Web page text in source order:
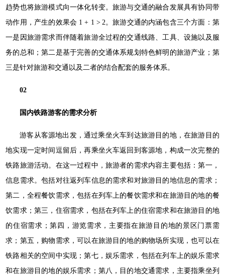
趋势也将旅游模式向一体化转变。旅游与交通的融合发展具有协同带
动作用，产生的效果会 1 + 1 > 2。旅游交通的内涵包含三个方面：第
一是因旅游需求而伴随着旅游全过程的交通线路、工具、设施以及服
务的总和；第二是基于完善的交通体系规划特色鲜明的旅游产业；第
三是针对旅游和交通以及二者的结合配套的服务体系。
02
国内铁路游客的需求分析
游客从客源地出发，通过乘坐火车到达旅游目的地，在旅游目的
地实现一定时间逗留后，再乘坐火车返回到客源地，构成一次完整的
铁路旅游活动。在这一过程中，旅游者的需求内容主要包括：第一，
信息需求。包括对往返列车信息的需求和对旅游目的地信息的需求；
第二，全程餐饮需求，包括在列车上的餐饮需求和在旅游目的地的餐
饮需求；第三，住宿需求，包括在列车上的住宿需求和在旅游目的地
的住宿需求；第四，游览需求，主要指在旅游目的地的景区门票需
求；第五，购物需求，可以在旅游目的地的购物场所实现，也可以在
铁路相关的空间中实现；第七，娱乐需求，包括在列车上的娱乐需求
和在旅游目的地的娱乐需求；第八，目的地交通需求，主要指乘坐列